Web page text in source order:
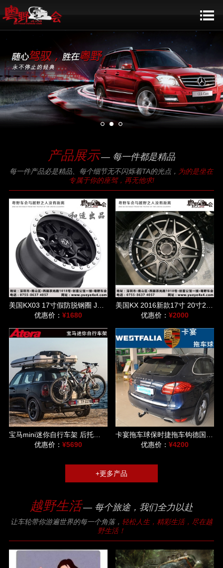
产品展示— 每一件都是精品
每一件产品必是精品、每个细节无不闪烁着TA的光点， 为的是坐在
专属于你的座驾，再无他求!
优惠价： ¥1680
优惠价：¥2000
宝马mini迷你自行车架 后托式单车架德国爱德乐速达DL车架
优惠价： ¥5690
卡宴拖车球保时捷拖车钩德国威斯法利westfalia后托球自行车架
优惠价：¥4200
+更多产品
越野生活— 每个旅途，我们全力以赴
让车轮带你游遍世界的每一个角落， 轻松人生，精彩生活，尽在越
野生活！